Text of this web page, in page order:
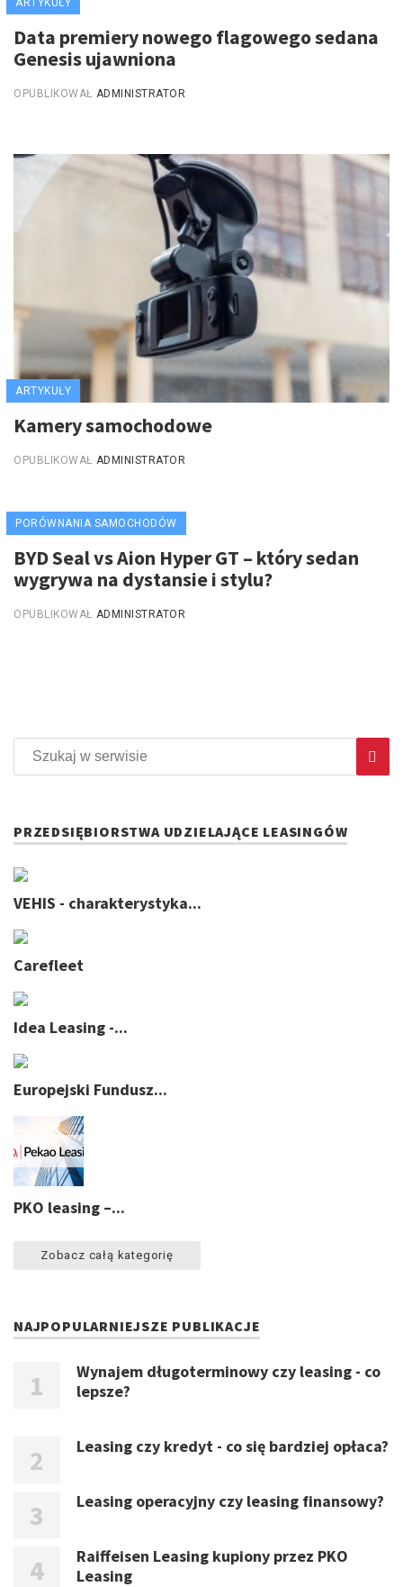
Data premiery nowego flagowego sedana
Genesis ujawniona
OPUBLIKOWAŁ ADMINISTRATOR
ARTYKUŁY
Kamery samochodowe
OPUBLIKOWAŁ ADMINISTRATOR
PORÓWNANIA SAMOCHODÓW
BYD Seal vs Aion Hyper GT – który sedan
wygrywa na dystansie i stylu?
OPUBLIKOWAŁ ADMINISTRATOR
PRZEDSIĘBIORSTWA UDZIELAJĄCE LEASINGÓW
VEHIS - charakterystyka...
Carefleet
Idea Leasing -...
Europejski Fundusz...
PKO leasing –...
Zobacz całą kategorię
NAJPOPULARNIEJSZE PUBLIKACJE
Wynajem długoterminowy czy leasing - co
lepsze?
Leasing czy kredyt - co się bardziej opłaca?
Leasing operacyjny czy leasing finansowy?
Raiffeisen Leasing kupiony przez PKO
Leasing